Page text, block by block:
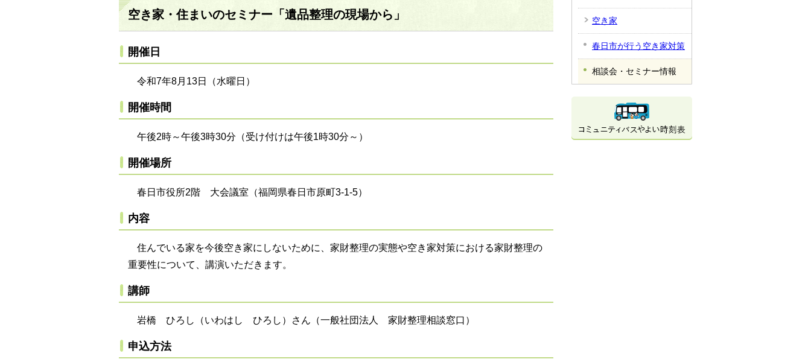
空き家・住まいのセミナー「遺品整理の現場から」
開催日
令和7年8月13日（水曜日）
開催時間
午後2時～午後3時30分（受け付けは午後1時30分～）
開催場所
春日市役所2階 大会議室（福岡県春日市原町3-1-5）
内容
住んでいる家を今後空き家にしないために、家財整理の実態や空き家対策における家財整理の
重要性について、講演いただきます。
講師
岩橋 ひろし（いわはし ひろし）さん（一般社団法人 家財整理相談窓口）
申込方法
空き家
春日市が行う空き家対策
相談会・セミナー情報